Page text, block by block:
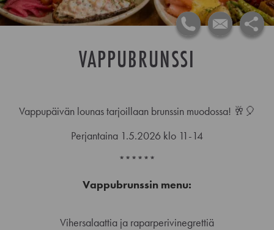
VAPPUBRUNSSI
Vappupäivän lounas tarjoillaan brunssin muodossa! 🥂🎈
Perjantaina 1.5.2026 klo 11-14
******
Vappubrunssin menu:
Vihersalaattia ja raparperivinegrettiä